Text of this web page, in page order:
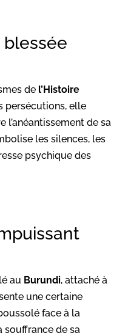
blessée
de l’Histoire
persécutions, elle
l’anéantissement de sa
les silences, les
psychique des
au Burundi, attaché à
une certaine
face à la
souffrance de sa